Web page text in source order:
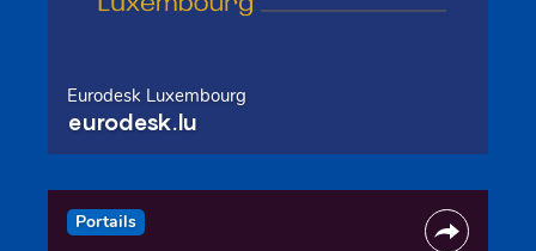
Eurodesk Luxembourg
eurodesk.lu
Portails